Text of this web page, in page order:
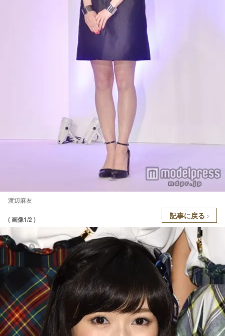
渡辺麻友
( 画像1/2 ) 記事に戻る